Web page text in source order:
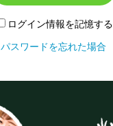
ログイン情報を記憶する
パスワードを忘れた場合